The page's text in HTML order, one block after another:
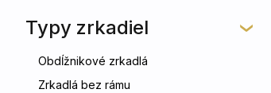
Typy zrkadiel
Obdĺžnikové zrkadlá
Zrkadlá bez rámu